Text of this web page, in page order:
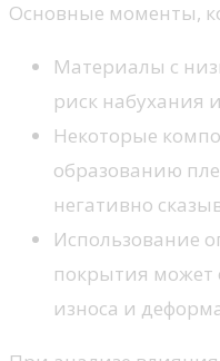
Основные моменты,
Материалы с
риск набухания
Некоторые
образованию
негативно
Использование
покрытия может
износа и